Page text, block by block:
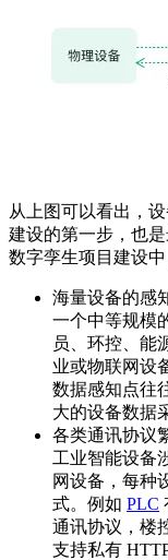
从上图可以看出，
建设的第一步，也
数字孪生项目建设
海量设备的感
一个中等规模
员、环控、能
业或物联网设
数据感知点往
大的设备数据
各类通讯协议
工业智能设备
网设备，每种
式。例如 PLC
通讯协议，楼
支持私有